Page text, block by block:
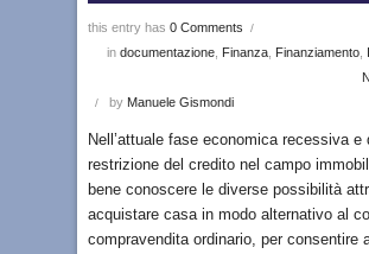
this entry has 0 Comments /
in documentazione Finanza Finanziamento
/ by Manuele Gismondi
Nell’attuale fase economica recessiva e
restrizione del credito nel campo
bene conoscere le diverse possibilità
acquistare casa in modo alternativo al
compravendita ordinario, per consentire